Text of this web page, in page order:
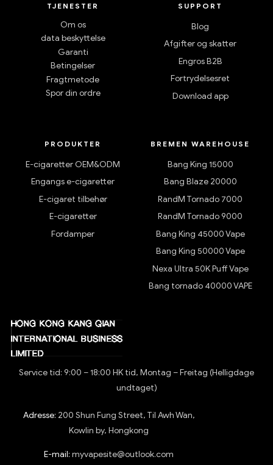
TJENESTER
Om os
data beskyttelse
Garanti
Betingelser
Fragtmetode
Spor din ordre
SUPPORT
Blog
Afgifter og skatter
Engros B2B
Fortrydelsesret
Download app
PRODUKTER
E-cigaretter OEM&ODM
Engangs e-cigaretter
E-cigaret tilbehør
E-cigaretter
Fordamper
BREMEN WAREHOUSE
Bang King 15000
Bang Blaze 20000
RandM Tornado 7000
RandM Tornado 9000
Bang King 45000 Vape
Bang King 50000 Vape
Nexa Ultra 50K Puff Vape
Bang tornado 40000 VAPE
Service tid: 9:00 – 18:00 HK tid, Montag – Freitag (Helligdage
undtaget)
Adresse: 200 Shun Fung Street, Til Awh Wan,
Kowlin by, Hongkong
E-mail: myvapesite@outlook.com